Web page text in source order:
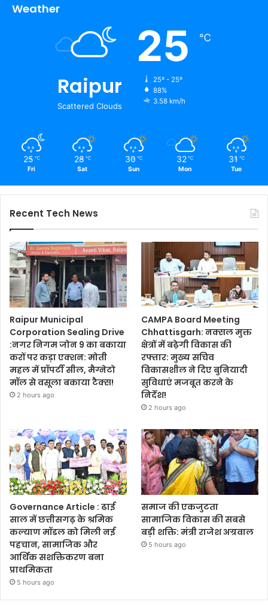
Weather
Raipur
Scattered Clouds
25 ℃
25º - 25º
88%
3.58 km/h
25 ℃
Fri
28 ℃
Sat
30 ℃
Sun
32 ℃
Mon
31 ℃
Tue
Recent Tech News
Raipur Municipal
Corporation Sealing Drive
:नगर निगम जोन 9 का बकाया
करों पर कड़ा एक्शन: मोती
महल में प्रॉपर्टी सील, मैग्नेटो
मॉल से वसूला बकाया टैक्स!
2 hours ago
CAMPA Board Meeting
Chhattisgarh: नक्सल मुक्त
क्षेत्रों में बढ़ेगी विकास की
रफ्तार: मुख्य सचिव
विकासशील ने दिए बुनियादी
सुविधाएं मजबूत करने के
निर्देश!
2 hours ago
Governance Article : ढाई
साल में छत्तीसगढ़ के श्रमिक
कल्याण मॉडल को मिली नई
पहचान, सामाजिक और
आर्थिक सशक्तिकरण बना
प्राथमिकता
5 hours ago
समाज की एकजुटता
सामाजिक विकास की सबसे
बड़ी शक्ति: मंत्री राजेश अग्रवाल
5 hours ago